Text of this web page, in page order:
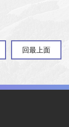
回最上面